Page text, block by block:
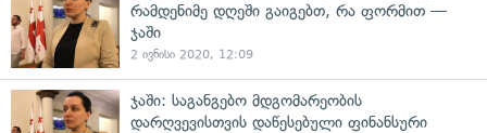
რამდენიმე დღეში გაიგებთ, რა ფორმით —
ჯაში
2 ივნისი 2020, 12:09
ჯაში: საგანგებო მდგომარეობის
დარღვევისთვის დაწესებული ფინანსური